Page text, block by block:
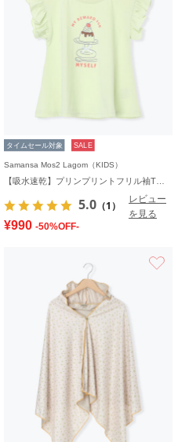
タイムセール対象 SALE
Samansa Mos2 Lagom（KIDS）
5.0 （1）
レビュー
を見る
¥990 -50%OFF-